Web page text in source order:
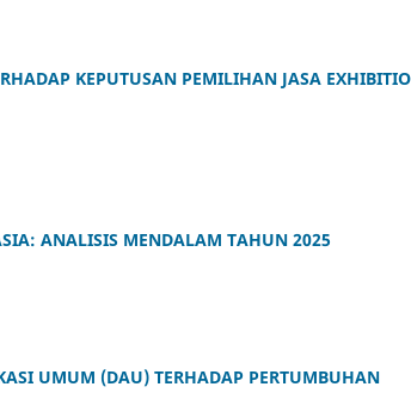
KEPUTUSAN PEMILIHAN JASA
ANALISIS MENDALAM TAHUN 2025
UMUM (DAU) TERHADAP PERTUMBUHAN